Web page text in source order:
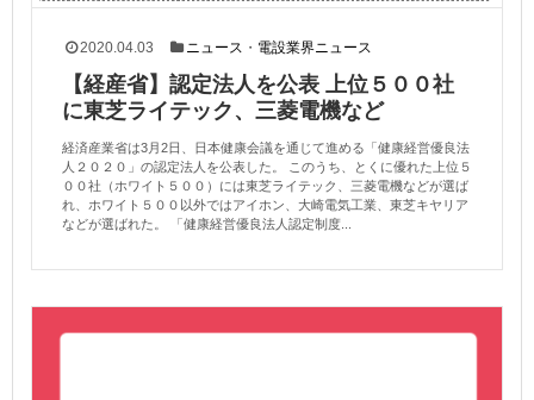
2020.04.03 ニュース ・ 電設業界ニュース
【経産省】認定法人を公表 上位５００社
に東芝ライテック、三菱電機など
経済産業省は3月2日、日本健康会議を通じて進める「健康経営優良法
人２０２０」の認定法人を公表した。 このうち、とくに優れた上位５
００社（ホワイト５００）には東芝ライテック、三菱電機などが選ば
れ、ホワイト５００以外ではアイホン、大崎電気工業、東芝キヤリア
などが選ばれた。 「健康経営優良法人認定制度...